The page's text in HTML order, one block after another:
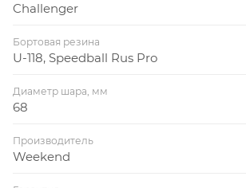
Challenger
Бортовая резина
U-118, Speedball Rus Pro
Диаметр шара, мм
68
Производитель
Weekend